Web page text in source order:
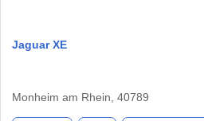
Jaguar XE
Monheim am Rhein, 40789